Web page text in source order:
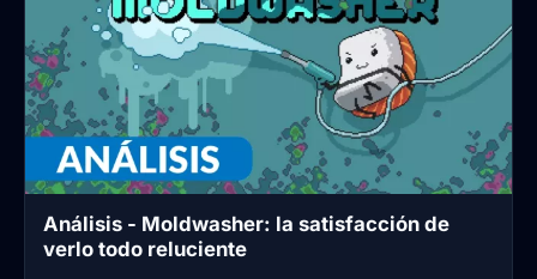
Análisis - Moldwasher: la satisfacción de
verlo todo reluciente